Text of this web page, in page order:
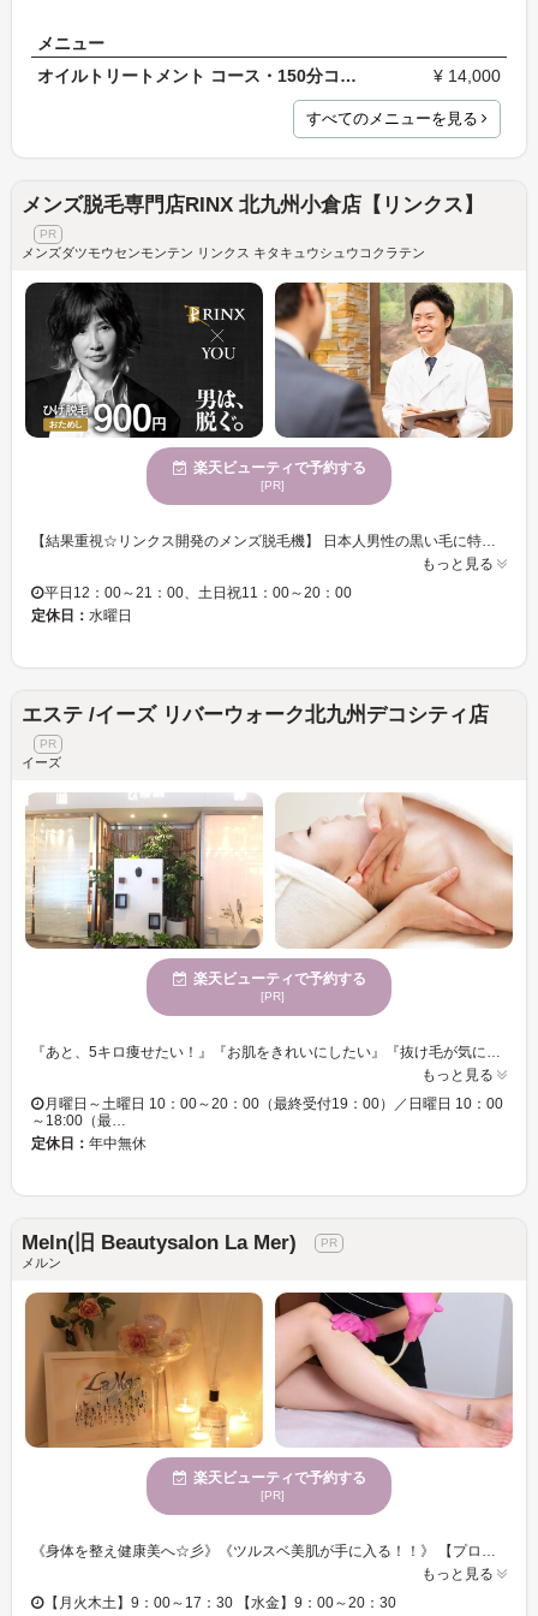
メニュー
オイルトリートメント コース・150分コース／女性
¥ 14,000
すべてのメニューを見る
メンズ脱毛専門店RINX 北九州小倉店【リンクス】
メンズダツモウセンモンテン リンクス キタキュウシュウコクラテン
楽天ビューティで予約する
[PR]
【結果重視☆リンクス開発のメンズ脱毛機】 日本人男性の黒い毛に特化した、男性専用脱毛機をリンクスが完全独自開発。 提携メーカーと共に、部品の一つひとつ上質なものを厳選しながら改良を重ねることで高い脱毛効果と安全性の両立を実現しました♪ 男性の太い毛でも痛みを軽減できるよう、冷却機能を極限まで高めることに成功☆ お客様の肌質・毛質に合わせしっかりと毛にアプローチしていきます。 【男性脱毛技能士】 男性脱毛技能士達がどんなお悩みもお伺いします！ 男性だからこそのお悩みもお気軽にご相談ください♪ お肌の状態・毛量・お悩みに合わせた最適なプランをご提案します☆ 当日予約大歓迎♪ 完全予約制ですのでお電話にてお問い合わせください☆
もっと見る
平日12：00～21：00、土日祝11：00～20：00
定休日： 水曜日
エステ /イーズ リバーウォーク北九州デコシティ店
イーズ
楽天ビューティで予約する
[PR]
もっと見る
月曜日～土曜日 10：00～20：00（最終受付19：00）／日曜日 10：00
～18:00（最…
定休日： 年中無休
Meln(旧 Beautysalon La Mer)
メルン
楽天ビューティで予約する
[PR]
もっと見る
【月火木土】9：00～17：30 【水金】9：00～20：30